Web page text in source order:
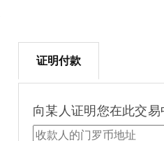
证明付款
向某人证明您在此交